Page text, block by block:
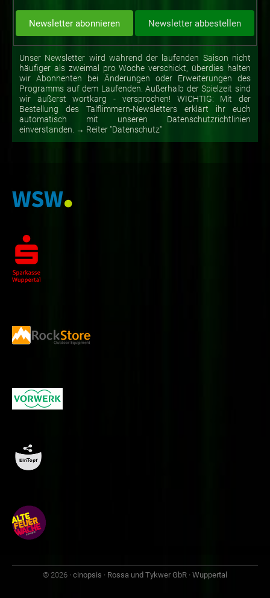
Unser Newsletter wird während der laufenden Saison nicht
häufiger als zweimal pro Woche verschickt, überdies halten
wir Abonnenten bei Änderungen oder Erweiterungen des
Programms auf dem Laufenden. Außerhalb der Spielzeit sind
wir äußerst wortkarg - versprochen! WICHTIG: Mit der
Bestellung des Talflimmern-Newsletters erklärt ihr euch
automatisch mit unseren Datenschutzrichtlinien
einverstanden. → Reiter "Datenschutz"
© 2026 · cinopsis · Rossa und Tykwer GbR · Wuppertal